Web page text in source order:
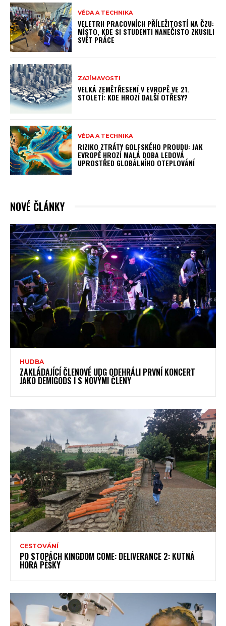
VĚDA A TECHNIKA
VELETRH PRACOVNÍCH PŘÍLEŽITOSTÍ NA ČZU:
MÍSTO, KDE SI STUDENTI NANEČISTO ZKUSILI
SVĚT PRÁCE
ZAJÍMAVOSTI
VELKÁ ZEMĚTŘESENÍ V EVROPĚ VE 21.
STOLETÍ: KDE HROZÍ DALŠÍ OTŘESY?
VĚDA A TECHNIKA
RIZIKO ZTRÁTY GOLFSKÉHO PROUDU: JAK
EVROPĚ HROZÍ MALÁ DOBA LEDOVÁ
UPROSTŘED GLOBÁLNÍHO OTEPLOVÁNÍ
NOVÉ ČLÁNKY
HUDBA
ZAKLÁDAJÍCÍ ČLENOVÉ UDG ODEHRÁLI PRVNÍ KONCERT
JAKO DEMIGODS I S NOVÝMI ČLENY
CESTOVÁNÍ
PO STOPÁCH KINGDOM COME: DELIVERANCE 2: KUTNÁ
HORA PĚŠKY